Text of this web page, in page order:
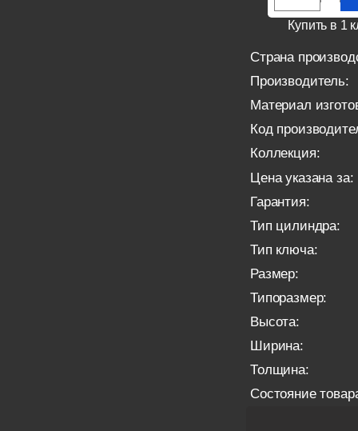
Купить в 1
Страна
Производитель:
Материал
Код
Коллекция:
Цена указана за:
Гарантия:
Тип цилиндра:
Тип ключа:
Размер:
Типоразмер:
Высота:
Ширина:
Толщина:
Состояние